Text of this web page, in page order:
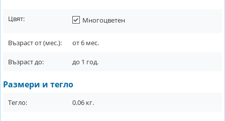
Цвят: Многоцветен
Възраст от (мес.): от6 мес.
Възраст до: до 1 год.
Размери и тегло
Тегло: 0.06 кг.